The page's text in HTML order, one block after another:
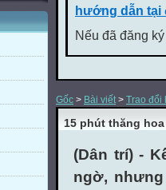
hướng dẫn tại
Nếu đã đăng
Gốc > Bài viết> Trao đổi
15 phút thăng
(Dân trí) -
ngờ,